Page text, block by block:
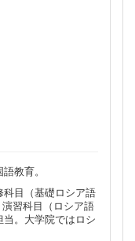
教育。
目（基礎ロシア語
習科目（ロシア語
。大学院ではロシ